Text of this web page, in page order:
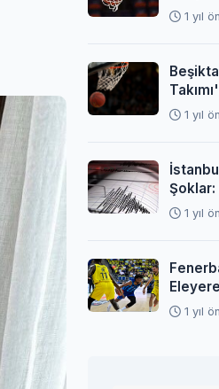
1 yıl
1 yıl
1 yıl
1 yıl